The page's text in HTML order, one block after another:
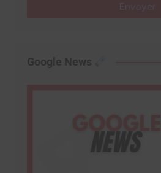
Google News